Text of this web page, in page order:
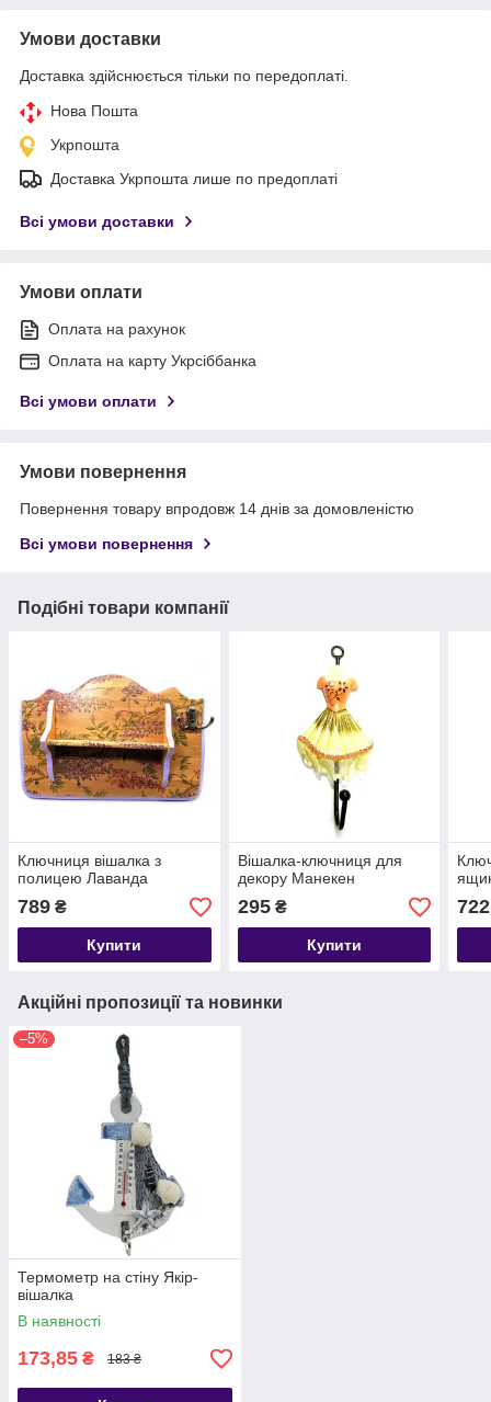
Умови доставки
Доставка здійснюється тільки по передоплаті.
Нова Пошта
Укрпошта
Доставка Укрпошта лише по предоплаті
Всі умови доставки
Умови оплати
Оплата на рахунок
Оплата на карту Укрсіббанка
Всі умови оплати
Умови повернення
Повернення товару впродовж 14 днів за домовленістю
Всі умови повернення
Подібні товари компанії
Ключниця вішалка з
полицею Лаванда
789 ₴
Купити
Вішалка-ключниця для
декору Манекен
295₴
Купити
722
Акційні пропозиції та новинки
–5%
Термометр на стіну Якір-
вішалка
В наявності
173,85 ₴ 183 ₴